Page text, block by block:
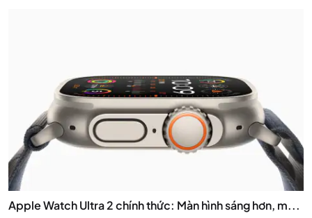
Apple Watch Ultra 2 chính thức: Màn hình sáng hơn, m...